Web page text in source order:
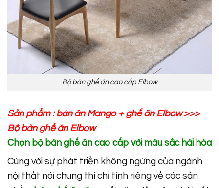
Bộ bàn ghế ăn cao cấp Elbow
Sản phẩm :bàn ăn Mango+ghế ăn Elbow>>>
Bộ bàn ghế ăn Elbow
Chọn bộ bàn ghế ăn cao cấp với màu sắc hài hòa
Cùng với sự phát triển không ngừng của ngành
nội thất nói chung thì chỉ tính riêng về các sản